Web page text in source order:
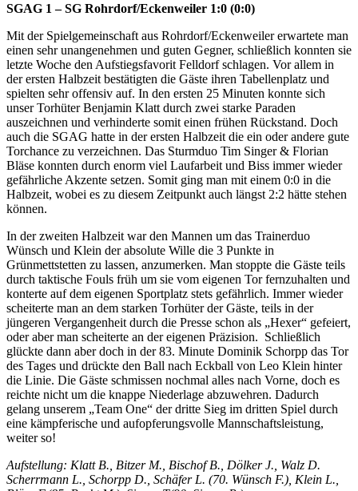
SGAG 1 – SG Rohrdorf/Eckenweiler 1:0 (0:0)
Mit der Spielgemeinschaft aus Rohrdorf/Eckenweiler erwartete man
einen sehr unangenehmen und guten Gegner, schließlich konnten sie
letzte Woche den Aufstiegsfavorit Felldorf schlagen. Vor allem in
der ersten Halbzeit bestätigten die Gäste ihren Tabellenplatz und
spielten sehr offensiv auf. In den ersten 25 Minuten konnte sich
unser Torhüter Benjamin Klatt durch zwei starke Paraden
auszeichnen und verhinderte somit einen frühen Rückstand. Doch
auch die SGAG hatte in der ersten Halbzeit die ein oder andere gute
Torchance zu verzeichnen. Das Sturmduo Tim Singer & Florian
Bläse konnten durch enorm viel Laufarbeit und Biss immer wieder
gefährliche Akzente setzen. Somit ging man mit einem 0:0 in die
Halbzeit, wobei es zu diesem Zeitpunkt auch längst 2:2 hätte stehen
können.
In der zweiten Halbzeit war den Mannen um das Trainerduo
Wünsch und Klein der absolute Wille die 3 Punkte in
Grünmettstetten zu lassen, anzumerken. Man stoppte die Gäste teils
durch taktische Fouls früh um sie vom eigenen Tor fernzuhalten und
konterte auf dem eigenen Sportplatz stets gefährlich. Immer wieder
scheiterte man an dem starken Torhüter der Gäste, teils in der
jüngeren Vergangenheit durch die Presse schon als „Hexer“ gefeiert,
oder aber man scheiterte an der eigenen Präzision. Schließlich
glückte dann aber doch in der 83. Minute Dominik Schorpp das Tor
des Tages und drückte den Ball nach Eckball von Leo Klein hinter
die Linie. Die Gäste schmissen nochmal alles nach Vorne, doch es
reichte nicht um die knappe Niederlage abzuwehren. Dadurch
gelang unserem „Team One“ der dritte Sieg im dritten Spiel durch
eine kämpferische und aufopferungsvolle Mannschaftsleistung,
weiter so!
Aufstellung: Klatt B., Bitzer M., Bischof B., Dölker J., Walz D.
Scherrmann L., Schorpp D., Schäfer L. (70. Wünsch F.), Klein L.,